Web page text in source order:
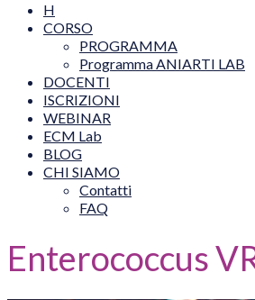
H
CORSO
PROGRAMMA
Programma ANIARTI LAB
DOCENTI
ISCRIZIONI
WEBINAR
ECM Lab
BLOG
CHI SIAMO
Contatti
FAQ
Enterococcus